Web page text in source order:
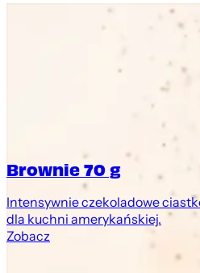
Brownie 70 g
Intensywnie czekoladowe
dla kuchni amerykańskiej.
Zobacz